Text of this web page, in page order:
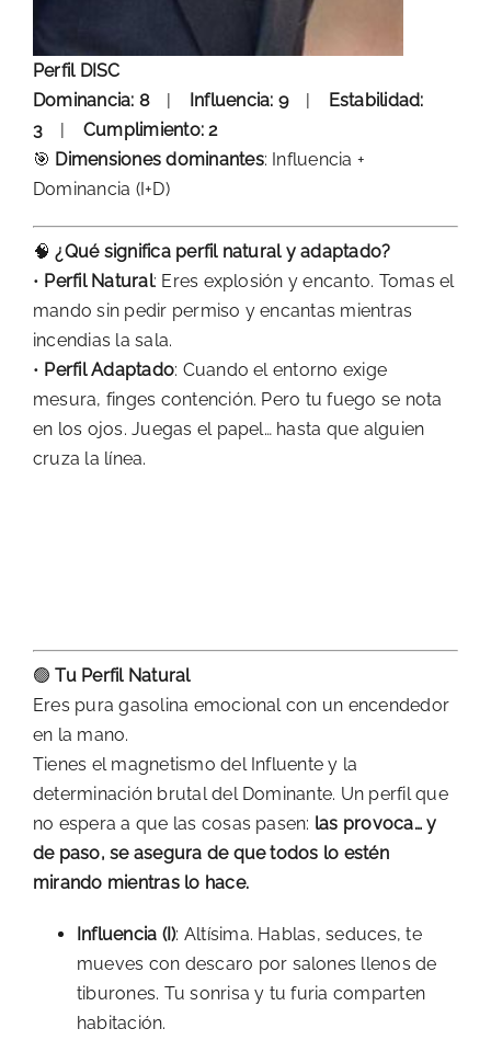
Perfil DISC
Dominancia: 8| Influencia: 9|
Estabilidad:
3
Cumplimiento: 2
🎯 Dimensiones dominantes: Influencia +
Dominancia (I+D)
🧠¿Qué significa perfil natural y adaptado?
• Perfil Natural: Eres explosión y encanto. Tomas el
mando sin pedir permiso y encantas mientras
incendias la sala.
• Perfil Adaptado: Cuando el entorno exige
mesura, finges contención. Pero tu fuego se nota
en los ojos. Juegas el papel… hasta que alguien
cruza la línea.
🟢Tu Perfil Natural
Eres pura gasolina emocional con un encendedor
en la mano.
Tienes el magnetismo del Influente y la
determinación brutal del Dominante. Un perfil que
no espera a que las cosas pasen: las provoca… y
de paso, se asegura de que todos lo estén
mirando mientras lo hace.
Influencia (I): Altísima. Hablas, seduces, te
mueves con descaro por salones llenos de
tiburones. Tu sonrisa y tu furia comparten
habitación.